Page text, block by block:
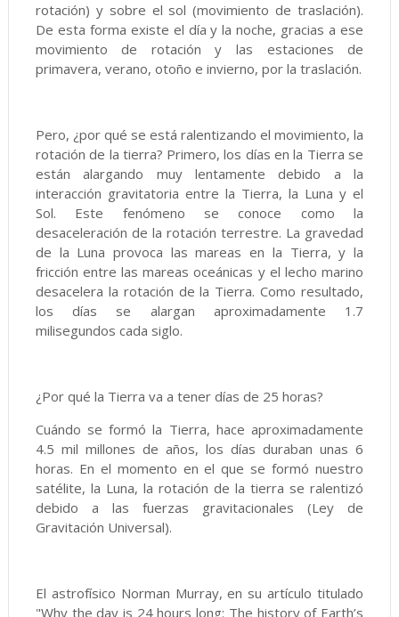
rotación) y sobre el sol (movimiento de traslación).
De esta forma existe el día y la noche, gracias a ese
movimiento de rotación y las estaciones de
primavera, verano, otoño e invierno, por la traslación.
Pero, ¿por qué se está ralentizando el movimiento, la
rotación de la tierra? Primero, los días en la Tierra se
están alargando muy lentamente debido a la
interacción gravitatoria entre la Tierra, la Luna y el
Sol. Este fenómeno se conoce como la
desaceleración de la rotación terrestre. La gravedad
de la Luna provoca las mareas en la Tierra, y la
fricción entre las mareas oceánicas y el lecho marino
desacelera la rotación de la Tierra. Como resultado,
los días se alargan aproximadamente 1.7
milisegundos cada siglo.
¿Por qué la Tierra va a tener días de 25 horas?
Cuándo se formó la Tierra, hace aproximadamente
4.5 mil millones de años, los días duraban unas 6
horas. En el momento en el que se formó nuestro
satélite, la Luna, la rotación de la tierra se ralentizó
debido a las fuerzas gravitacionales (Ley de
Gravitación Universal).
El astrofísico Norman Murray, en su artículo titulado
"Why the day is 24 hours long: The history of Earth’s